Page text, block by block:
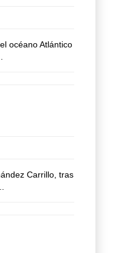
océano Atlántico
Carrillo, tras